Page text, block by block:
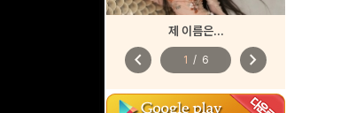
제 이름은...
chevron_left 1 / 6 chevron_right